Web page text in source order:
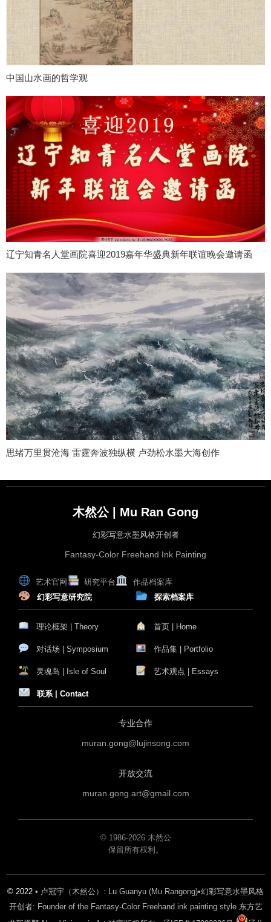
中国山水画的哲学观
辽宁知青名人堂画院喜迎2019嘉年华盛典新年联谊晚会邀请函
思绪万里贯沧海 雷霆奔波独纵横 卢劲松水墨大海创作
木然公 | Mu Ran Gong
幻彩写意水墨风格开创者
Fantasy-Color Freehand Ink Painting
艺术官网 研究平台
作品档案库
幻彩写意研究院
理论框架 | Theory
对话场 | Symposium
灵魂岛 | Isle of Soul
探索档案库
首页 | Home
作品集 | Portfolio
艺术观点 | Essays
联系 | Contact
专业合作
muran.gong@lujinsong.com
开放交流
muran.gong.art@gmail.com
© 1986-2026 木然公
保留所有权利。
© 2022 • 卢冠宇（木然公）: Lu Guanyu (Mu Rangong)•幻彩写意水墨风格
开创者: Founder of the Fantasy-Color Freehand ink painting style 东方艺